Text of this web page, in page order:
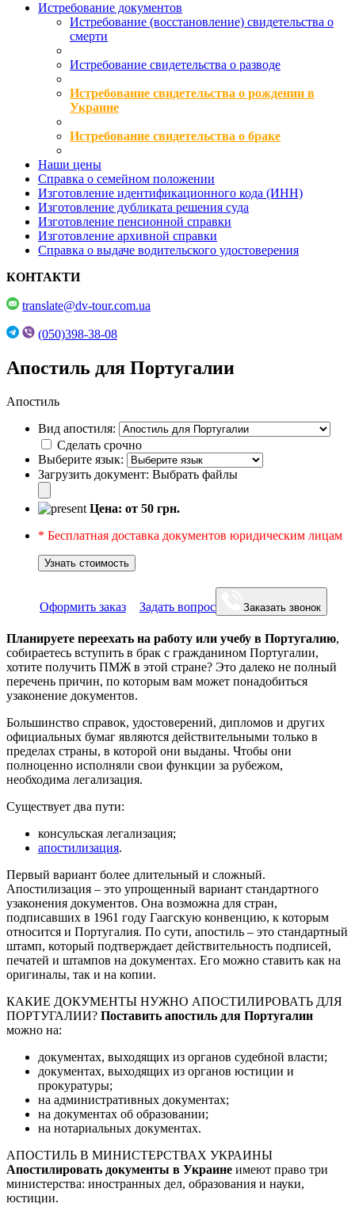
Истребование документов
Истребование (восстановление) свидетельства о
смерти
Истребование свидетельства о разводе
Истребование свидетельства о рождении в
Украине
Истребование свидетельства о браке
Наши цены
Справка о семейном положении
Изготовление идентификационного кода (ИНН)
Изготовление дубликата решения суда
Изготовление пенсионной справки
Изготовление архивной справки
Справка о выдаче водительского удостоверения
КОНТАКТИ
translate@dv-tour.com.ua
(050)398-38-08
Апостиль для Португалии
Апостиль
Вид апостиля:
Сделать срочно
Выберите язык:
Загрузить документ: Выбрать файлы
Цена: от 50 грн.
* Бесплатная доставка документов юридическим лицам
Узнать стоимость
Оформить заказ Задать вопрос Заказать звонок
Планируете переехать на работу или учебу в Португалию,
собираетесь вступить в брак с гражданином Португалии,
хотите получить ПМЖ в этой стране? Это далеко не полный
перечень причин, по которым вам может понадобиться
узаконение документов.
Большинство справок, удостоверений, дипломов и других
официальных бумаг являются действительными только в
пределах страны, в которой они выданы. Чтобы они
полноценно исполняли свои функции за рубежом,
необходима легализация.
Существует два пути:
консульская легализация;
апостилизация.
Первый вариант более длительный и сложный.
Апостилизация – это упрощенный вариант стандартного
узаконения документов. Она возможна для стран,
подписавших в 1961 году Гаагскую конвенцию, к которым
относится и Португалия. По сути, апостиль – это стандартный
штамп, который подтверждает действительность подписей,
печатей и штампов на документах. Его можно ставить как на
оригиналы, так и на копии.
КАКИЕ ДОКУМЕНТЫ НУЖНО АПОСТИЛИРОВАТЬ ДЛЯ
ПОРТУГАЛИИ? Поставить апостиль для Португалии
можно на:
документах, выходящих из органов судебной власти;
документах, выходящих из органов юстиции и
прокуратуры;
на административных документах;
на документах об образовании;
на нотариальных документах.
АПОСТИЛЬ В МИНИСТЕРСТВАХ УКРАИНЫ
Апостилировать документы в Украине имеют право три
министерства: иностранных дел, образования и науки,
юстиции.